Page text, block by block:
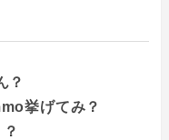
？
挙げてみ？